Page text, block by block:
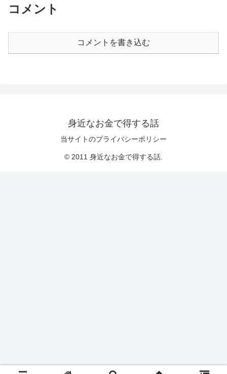
コメント
コメントを書き込む
身近なお金で得する話
当サイトのプライバシーポリシー
© 2011 身近なお金で得する話.